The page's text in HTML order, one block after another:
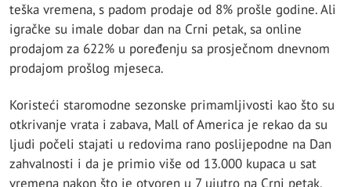
teška vremena, s padom prodaje od 8% prošle godine. Ali
igračke su imale dobar dan na Crni petak, sa online
prodajom za 622% u poređenju sa prosječnom dnevnom
prodajom prošlog mjeseca.
Koristeći staromodne sezonske primamljivosti kao što su
otkrivanje vrata i zabava, Mall of America je rekao da su
ljudi počeli stajati u redovima rano poslijepodne na Dan
zahvalnosti i da je primio više od 13.000 kupaca u sat
vremena nakon što je otvoren u 7 ujutro na Crni petak.